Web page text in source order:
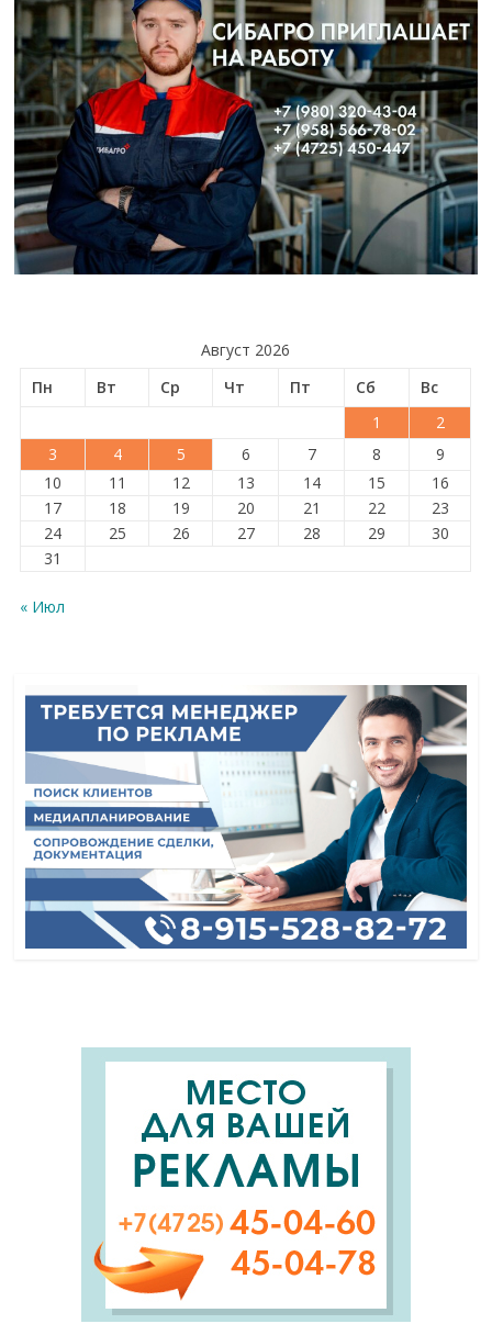
Август 2026
Пн
Вт Ср Чт Пт Сб
Вс
1
2
3
4 5 6 7 8
9
10
11 12 13 14 15
16
17
18 19 20 21 22
23
24
25 26 27 28 29
30
31
« Июл